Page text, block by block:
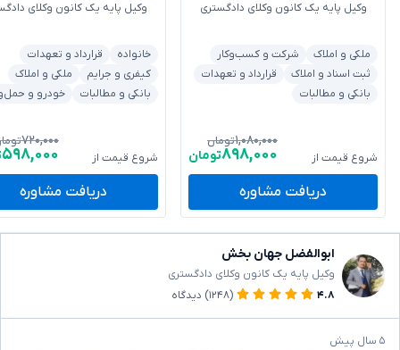
وکیل پایه یک کانون وکلای دادگستری
ملکی و املاک
شرکت و کسب‌وکار
ثبت اسناد و املاک
قرارداد و تعهدات
بانکی و مطالبات
شروع قیمت از
۱,۰۸۰,۰۰۰تومان
۸۹۸,۰۰۰تومان
دریافت مشاوره
وکیل پایه یک کانون وکلای
خانواده
قرارداد و تعهدات
کیفری و جرایم
ملکی و املاک
بانکی و مطالبات
خودرو و
شروع قیمت از
۷۲۰,۰۰۰
۵۹۸,۰۰۰
دریافت مشاوره
ابوالفضل جهان بخش
وکیل پایه یک کانون وکلای دادگستری
۴.۸
(۱۲۴۸) دیدگاه
۵ سال پیش